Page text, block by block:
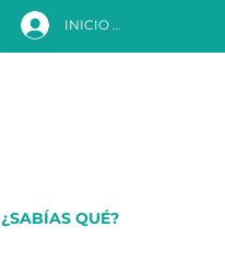
¿SABÍAS QUÉ?
INICIO DE SESIÓN